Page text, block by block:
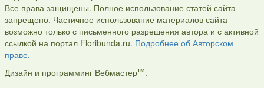
Все права защищены. Полное использование статей сайта
запрещено. Частичное использование материалов сайта
возможно только с письменного разрешения автора и с активной
ссылкой на портал Floribunda.ru. Подробнее об Авторском
праве.
Дизайн и программинг Вебмастертм.